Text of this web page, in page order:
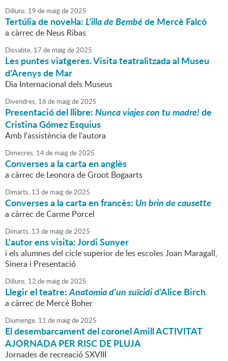
Dilluns, 19 de maigde2025
Tertúlia de novel·la:L'illa de Bembéde Mercè Falcó
a càrrec de Neus Ribas
Dissabte, 17 de maigde2025
Les puntes viatgeres. Visita teatralitzada al Museu
d'Arenys de Mar
Dia Internacional dels Museus
Divendres, 16 de maigde2025
Presentació del llibre:Nunca viajes con tu madre!de
Cristina Gómez Esquius
Amb l'assistència de l'autora
Dimecres, 14de maigde2025
Converses a la carta en anglès
a càrrec de Leonora de Groot Bogaarts
Dimarts, 13 de maigde2025
Converses a la carta en francès: Un brin de causette
a càrrec de Carme Porcel
Dimarts, 13 de maigde2025
L'autor ens visita: Jordi Sunyer
i els alumnes del cicle superior de les escoles Joan Maragall,
Sinera i Presentació
Dilluns, 12 de maigde2025
Llegir el teatre:Anatomia d'un suïcidid'Alice Birch
a càrrec de Mercè Boher
Diumenge, 11 de maigde2025
El desembarcament del coronel Amill ACTIVITAT
AJORNADA PER RISC DE PLUJA
Jornades de recreació SXVIII